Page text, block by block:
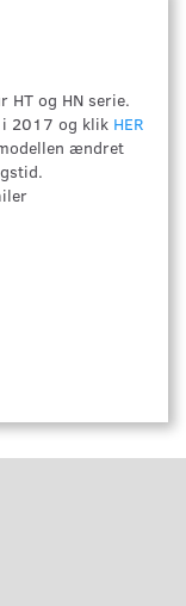
HT og HN serie.
2017 og klik HER
ændret